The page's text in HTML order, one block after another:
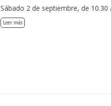
Sábado 2 de septiembre, de 10.30
Leer más